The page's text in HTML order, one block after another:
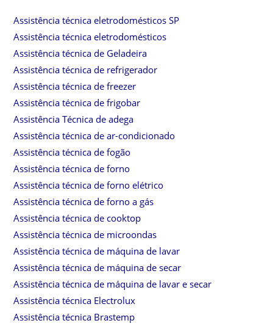
Assistência técnica eletrodomésticos SP
Assistência técnica eletrodomésticos
Assistência técnica de Geladeira
Assistência técnica de refrigerador
Assistência técnica de freezer
Assistência técnica de frigobar
Assistência Técnica de adega
Assistência técnica de ar-condicionado
Assistência técnica de fogão
Assistência técnica de forno
Assistência técnica de forno elétrico
Assistência técnica de forno a gás
Assistência técnica de cooktop
Assistência técnica de microondas
Assistência técnica de máquina de lavar
Assistência técnica de máquina de secar
Assistência técnica de máquina de lavar e secar
Assistência técnica Electrolux
Assistência técnica Brastemp